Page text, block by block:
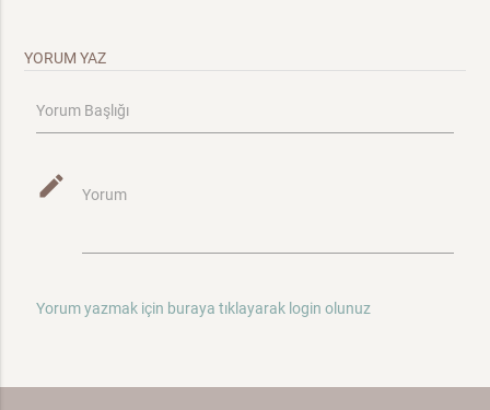
YORUM YAZ
Yorum Başlığı
mode_edit Yorum
Yorum yazmak için buraya tıklayarak login olunuz